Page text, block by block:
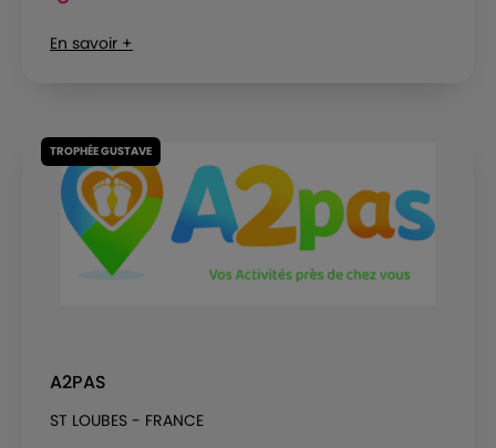
En savoir +
TROPHÉE GUSTAVE
A2PAS
ST LOUBES - FRANCE